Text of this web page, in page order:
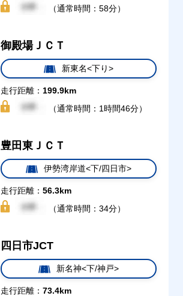
（通常時間：58分）
御殿場ＪＣＴ
新東名<下り>
走行距離： 199.9km
（通常時間：1時間46分）
豊田東ＪＣＴ
伊勢湾岸道<下/四日市>
走行距離： 56.3km
（通常時間：34分）
四日市JCT
新名神<下/神戸>
走行距離： 73.4km